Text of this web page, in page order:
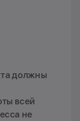
должны
всей
не